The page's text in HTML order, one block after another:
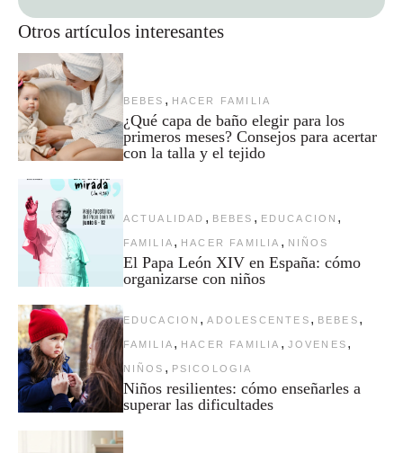
Otros artículos interesantes
BEBES , HACER FAMILIA
¿Qué capa de baño elegir para los
primeros meses? Consejos para acertar
con la talla y el tejido
ACTUALIDAD , BEBES , EDUCACION ,
FAMILIA , HACER FAMILIA , NIÑOS
El Papa León XIV en España: cómo
organizarse con niños
EDUCACION , ADOLESCENTES , BEBES ,
FAMILIA , HACER FAMILIA , JOVENES ,
NIÑOS , PSICOLOGIA
Niños resilientes: cómo enseñarles a
superar las dificultades